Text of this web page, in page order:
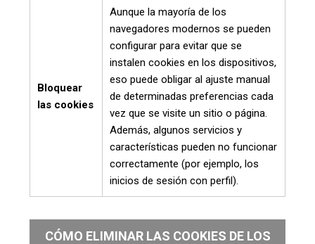
Bloquear
las cookies
Aunque la mayoría de los
navegadores modernos se pueden
configurar para evitar que se
instalen cookies en los dispositivos,
eso puede obligar al ajuste manual
de determinadas preferencias cada
vez que se visite un sitio o página.
Además, algunos servicios y
características pueden no funcionar
correctamente (por ejemplo, los
inicios de sesión con perfil).
CÓMO ELIMINAR LAS COOKIES DE LOS